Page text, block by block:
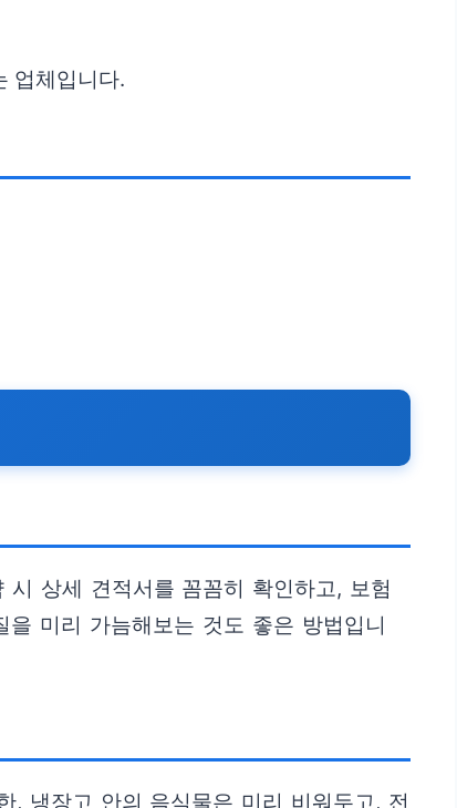
업체입니다.
상세 견적서를 꼼꼼히 확인하고, 보험
미리 가늠해보는 것도 좋은 방법입니
, 냉장고 안의 음식물은 미리 비워두고, 전